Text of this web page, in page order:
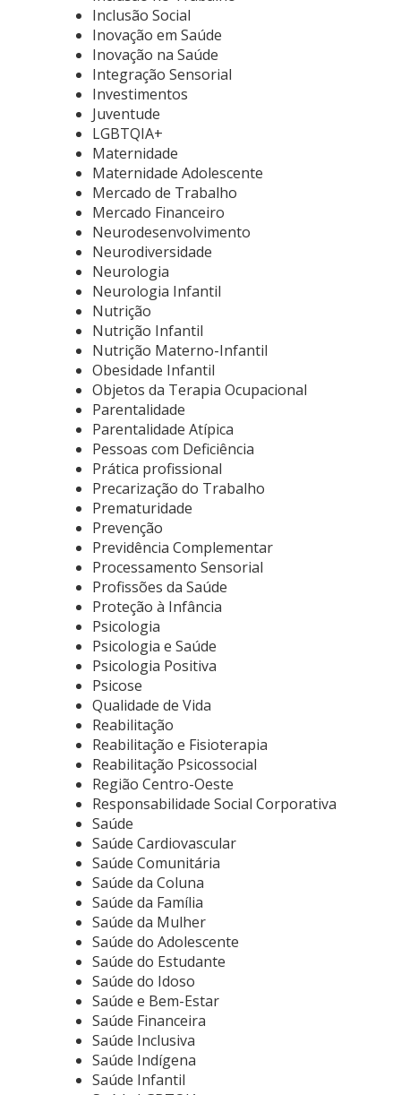
Inclusão Social
Inovação em Saúde
Inovação na Saúde
Integração Sensorial
Investimentos
Juventude
LGBTQIA+
Maternidade
Maternidade Adolescente
Mercado de Trabalho
Mercado Financeiro
Neurodesenvolvimento
Neurodiversidade
Neurologia
Neurologia Infantil
Nutrição
Nutrição Infantil
Nutrição Materno-Infantil
Obesidade Infantil
Objetos da Terapia Ocupacional
Parentalidade
Parentalidade Atípica
Pessoas com Deficiência
Prática profissional
Precarização do Trabalho
Prematuridade
Prevenção
Previdência Complementar
Processamento Sensorial
Profissões da Saúde
Proteção à Infância
Psicologia
Psicologia e Saúde
Psicologia Positiva
Psicose
Qualidade de Vida
Reabilitação
Reabilitação e Fisioterapia
Reabilitação Psicossocial
Região Centro-Oeste
Responsabilidade Social Corporativa
Saúde
Saúde Cardiovascular
Saúde Comunitária
Saúde da Coluna
Saúde da Família
Saúde da Mulher
Saúde do Adolescente
Saúde do Estudante
Saúde do Idoso
Saúde e Bem-Estar
Saúde Financeira
Saúde Inclusiva
Saúde Indígena
Saúde Infantil